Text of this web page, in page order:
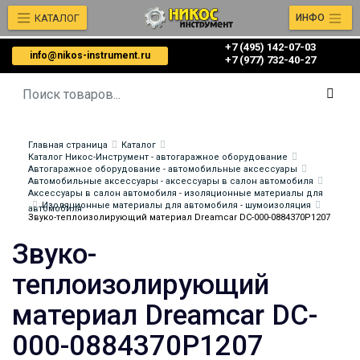
info@nikos-instrument.ru
+7 (495) 142-07-03
‎‎+7 (977) 732-40-27
КАТАЛОГ ИНФО
Главная страница
Каталог
Каталог Никос-Инструмент - автогаражное оборудование
Автогаражное оборудование - автомобильные аксессуары
Автомобильные аксессуары - аксессуары в салон автомобиля
Аксессуары в салон автомобиля - изоляционные материалы для
автомобиля
Изоляционные материалы для автомобиля - шумоизоляция
Звуко-теплоизолирующий материал Dreamcar DC-000-0884370P1207
Звуко-
теплоизолирующий
материал Dreamcar DC-
000-0884370P1207